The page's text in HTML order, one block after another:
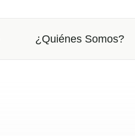
¿Quiénes Somos?